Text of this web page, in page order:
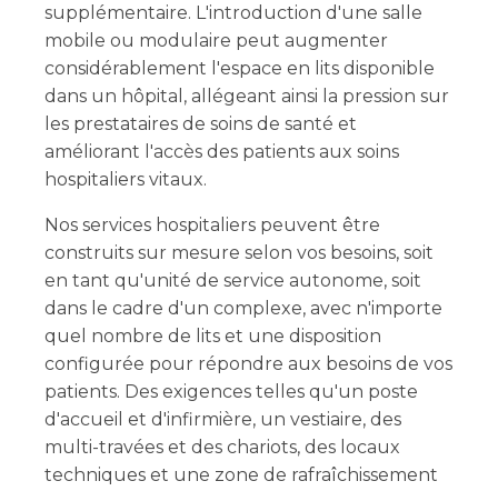
supplémentaire. L'introduction d'une salle
mobile ou modulaire peut augmenter
considérablement l'espace en lits disponible
dans un hôpital, allégeant ainsi la pression sur
les prestataires de soins de santé et
améliorant l'accès des patients aux soins
hospitaliers vitaux.
Nos services hospitaliers peuvent être
construits sur mesure selon vos besoins, soit
en tant qu'unité de service autonome, soit
dans le cadre d'un complexe, avec n'importe
quel nombre de lits et une disposition
configurée pour répondre aux besoins de vos
patients. Des exigences telles qu'un poste
d'accueil et d'infirmière, un vestiaire, des
multi-travées et des chariots, des locaux
techniques et une zone de rafraîchissement